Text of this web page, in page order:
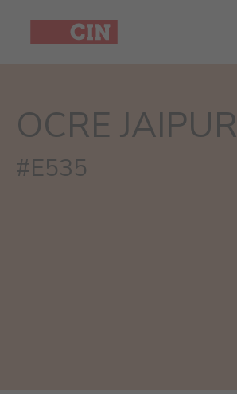
Cor
Ocre
para
exteriores
OCRE JAIPUR
#E535